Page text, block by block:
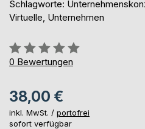
Schlagworte:
Virtuelle, Unternehmen
Bewertung::
0%
0 Bewertungen
38,00 €
inkl. MwSt. / portofrei
sofort verfügbar